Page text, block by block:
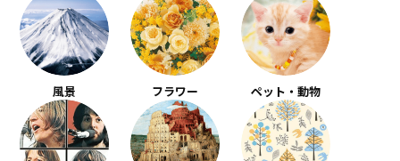
風景 フラワー ペット・動物